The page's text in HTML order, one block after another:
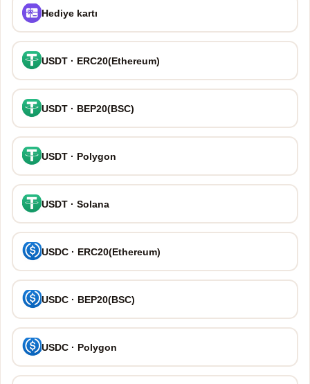
Hediye kartı
USDT · ERC20(Ethereum)
USDT · BEP20(BSC)
USDT · Polygon
USDT · Solana
USDC · ERC20(Ethereum)
USDC · BEP20(BSC)
USDC · Polygon